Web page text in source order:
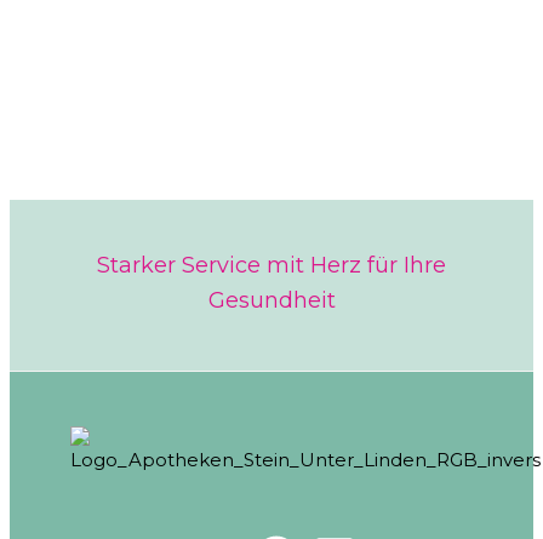
Starker Service mit Herz für Ihre
Gesundheit